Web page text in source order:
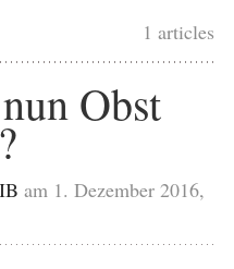
1 articles
Obst
am 1. Dezember 2016,